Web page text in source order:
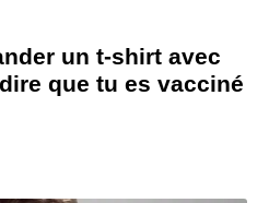
un t-shirt avec
que tu es vacciné